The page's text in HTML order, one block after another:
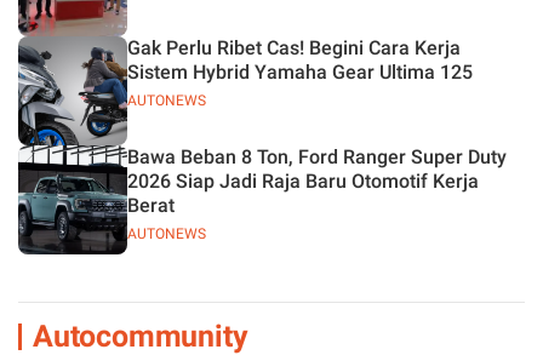
AUTONEWS
Gak Perlu Ribet Cas! Begini Cara Kerja
Sistem Hybrid Yamaha Gear Ultima 125
AUTONEWS
Bawa Beban 8 Ton, Ford Ranger Super Duty
2026 Siap Jadi Raja Baru Otomotif Kerja
Berat
Autocommunity